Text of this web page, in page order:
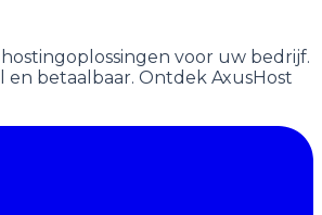
voor uw bedrijf.
en betaalbaar. Ontdek AxusHost